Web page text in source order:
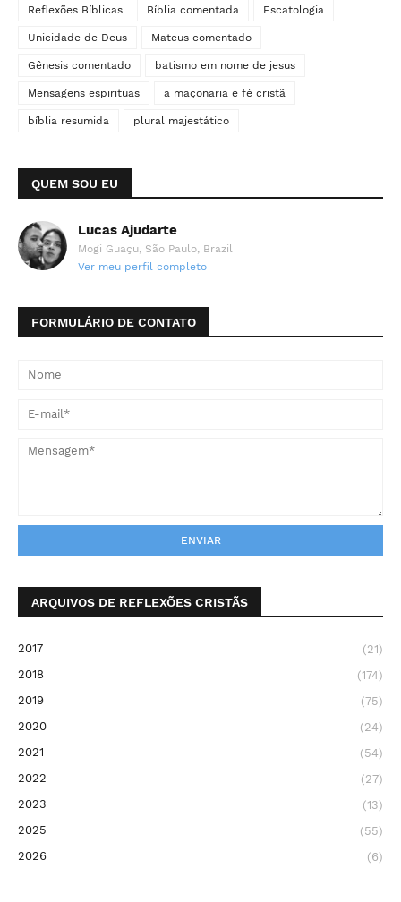
Reflexões Bíblicas Bíblia comentada Escatologia
Unicidade de Deus Mateus comentado
Gênesis comentado batismo em nome de jesus
Mensagens espirituas a maçonaria e fé cristã
bíblia resumida plural majestático
QUEM SOU EU
Lucas Ajudarte
Mogi Guaçu, São Paulo, Brazil
Ver meu perfil completo
FORMULÁRIO DE CONTATO
ARQUIVOS DE REFLEXÕES CRISTÃS
2017
(21)
2018
(174)
2019
(75)
2020
(24)
2021
(54)
2022
(27)
2023
(13)
2025
(55)
2026
(6)